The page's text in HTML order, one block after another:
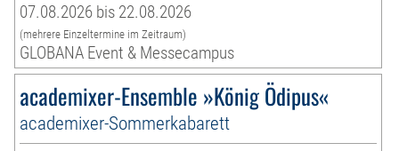
07.08.2026 bis 22.08.2026
(mehrere Einzeltermine im Zeitraum)
GLOBANA Event & Messecampus
academixer-Ensemble »König Ödipus«
academixer-Sommerkabarett